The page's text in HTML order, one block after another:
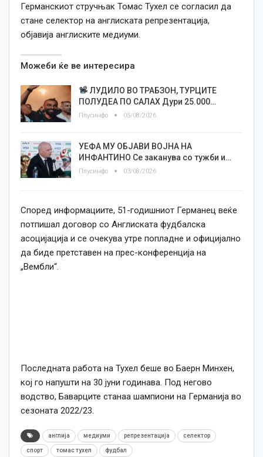
Германскиот стручњак Томас Тухел се согласил да
стане селектор на англиската репрезентација,
објавија англиските медиуми.
Можеби ќе ве интересира
ЛУДИЛО ВО ТРАБЗОН, ТУРЦИТЕ
ПОЛУДЕА ПО САЛАХ Дури 25.000…
Плусинфо 05/08/2026
УЕФА МУ ОБЈАВИ ВОЈНА НА
ИНФАНТИНО Се заканува со тужби и…
Плусинфо 03/08/2026
Според информациите, 51-годишниот Германец веќе
потпишал договор со Англиската фудбалска
асоцијација и се очекува утре попладне и официјално
да биде претставен на прес-конференција на
„Вембли“.
Последната работа на Тухел беше во Баерн Минхен,
кој го напушти на 30 јуни годинава. Под негово
водство, Баварците станаа шампиони на Германија во
сезоната 2022/23.
англија медиуми репрезентација селектор
спорт томас тухел фудбал